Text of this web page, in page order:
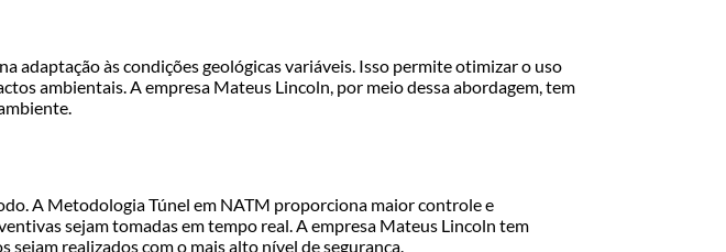
adaptação às condições geológicas variáveis. Isso permite otimizar o uso
ambientais. A empresa Mateus Lincoln, por meio dessa abordagem, tem
A Metodologia Túnel em NATM proporciona maior controle e
sejam tomadas em tempo real. A empresa Mateus Lincoln tem
realizados com o mais alto nível de segurança.